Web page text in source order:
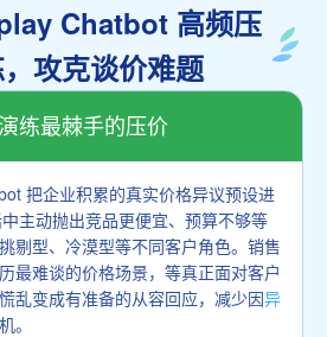
Chatbot 高频压
攻克谈价难题
练最棘手的压价
把企业积累的真实价格异议预设进
主动抛出竞品更便宜、预算不够等
剔型、冷漠型等不同客户角色。销售
最难谈的价格场景，等真正面对客户
乱变成有准备的从容回应，减少因异
。